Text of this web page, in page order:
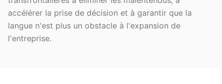
accélérer la prise de décision et à garantir que la
langue n'est plus un obstacle à l'expansion de
l'entreprise.